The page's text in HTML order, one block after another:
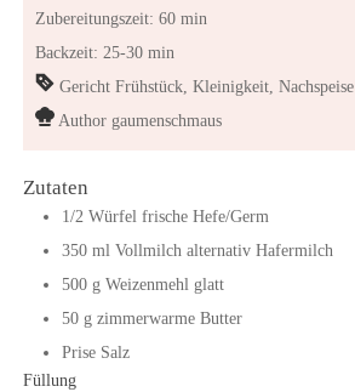
Zubereitungszeit: 60 min
Backzeit: 25-30 min
Gericht Frühstück, Kleinigkeit, Nachspeise
Author gaumenschmaus
Zutaten
1/2 Würfel frische Hefe/Germ
350 ml Vollmilch alternativ Hafermilch
500 g Weizenmehl glatt
50 g zimmerwarme Butter
Prise Salz
Füllung